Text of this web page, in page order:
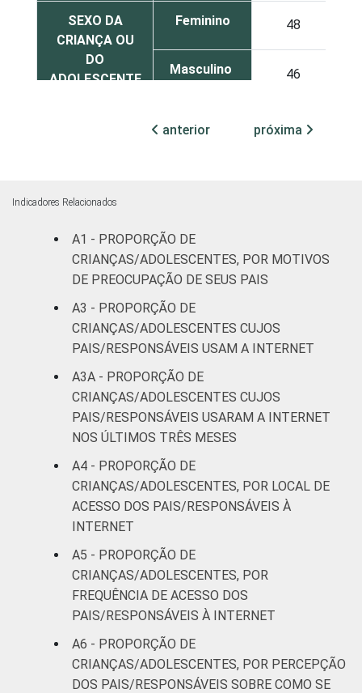
SEXO DA
CRIANÇA OU
DO
ADOLESCENTE
Feminino 48
Masculino 46
Fundamental
30
Médio ou
mais
55
FAIXA ETÁRIA
DA CRIANÇA
OU DO
ADOLESCENTE
De 9 a 10
anos
De 11 a 12
anos
De 13 a 14
De 15 a 17
anos
34
RENDA
FAMILIAR
Até 1 SM
Mais de 1
SM até 2 SM
Mais de 2
SM até 3 SM
49
anterior próxima
Indicadores Relacionados
A1 - PROPORÇÃO DE
CRIANÇAS/ADOLESCENTES, POR MOTIVOS
DE PREOCUPAÇÃO DE SEUS PAIS
A3 - PROPORÇÃO DE
CRIANÇAS/ADOLESCENTES CUJOS
PAIS/RESPONSÁVEIS USAM A INTERNET
A3A - PROPORÇÃO DE
CRIANÇAS/ADOLESCENTES CUJOS
PAIS/RESPONSÁVEIS USARAM A INTERNET
NOS ÚLTIMOS TRÊS MESES
A4 - PROPORÇÃO DE
CRIANÇAS/ADOLESCENTES, POR LOCAL DE
ACESSO DOS PAIS/RESPONSÁVEIS À
INTERNET
A5 - PROPORÇÃO DE
CRIANÇAS/ADOLESCENTES, POR
FREQUÊNCIA DE ACESSO DOS
PAIS/RESPONSÁVEIS À INTERNET
A6 - PROPORÇÃO DE
CRIANÇAS/ADOLESCENTES, POR PERCEPÇÃO
DOS PAIS/RESPONSÁVEIS SOBRE COMO SE